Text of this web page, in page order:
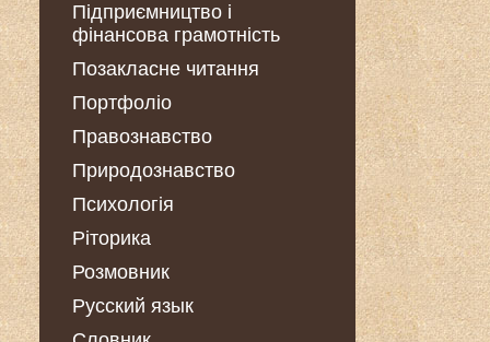
Підприємництво і
фінансова грамотність
Позакласне читання
Портфоліо
Правознавство
Природознавство
Психологія
Ріторика
Розмовник
Русский язык